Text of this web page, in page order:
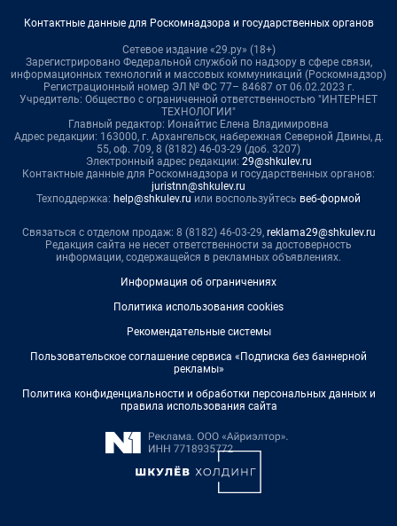
Контактные данные для Роскомнадзора и государственных органов
Сетевое издание «29.ру» (18+)
Зарегистрировано Федеральной службой по надзору в сфере связи,
информационных технологий и массовых коммуникаций (Роскомнадзор)
Регистрационный номер ЭЛ № ФС 77– 84687 от 06.02.2023 г.
Учредитель: Общество с ограниченной ответственностью "ИНТЕРНЕТ
ТЕХНОЛОГИИ"
Главный редактор: Ионайтис Елена Владимировна
Адрес редакции: 163000, г. Архангельск, набережная Северной Двины, д.
55, оф. 709, 8 (8182) 46-03-29 (доб. 3207)
Электронный адрес редакции: 29@shkulev.ru
Контактные данные для Роскомнадзора и государственных органов:
juristnn@shkulev.ru
Техподдержка: help@shkulev.ru или воспользуйтесь веб-формой
Связаться с отделом продаж: 8 (8182) 46-03-29, reklama29@shkulev.ru
Редакция сайта не несет ответственности за достоверность
информации, содержащейся в рекламных объявлениях.
Информация об ограничениях
Политика использования cookies
Рекомендательные системы
Пользовательское соглашение сервиса «Подписка без баннерной
рекламы»
Политика конфиденциальности и обработки персональных данных и
правила использования сайта